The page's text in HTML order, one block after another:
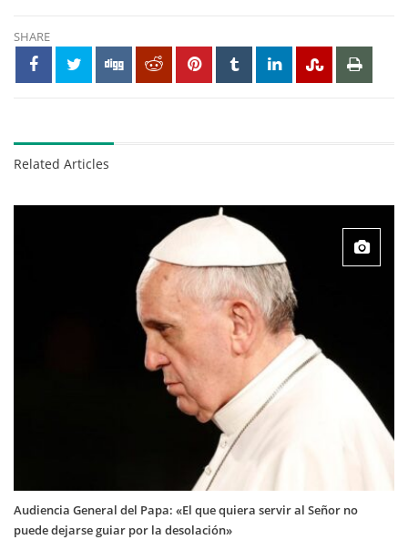
SHARE
Related Articles
Audiencia General del Papa: «El que quiera servir al Señor no
puede dejarse guiar por la desolación»